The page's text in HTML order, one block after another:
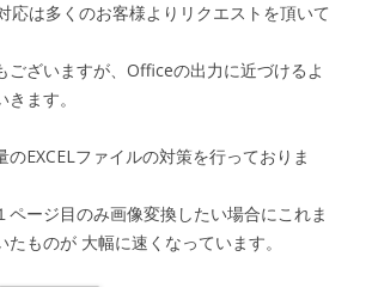
応は多くのお客様よりリクエストを頂いて
ございますが、Officeの出力に近づけるよ
ます。
EXCELファイルの対策を行っておりま
ページ目のみ画像変換したい場合にこれま
ものが 大幅に速くなっています。